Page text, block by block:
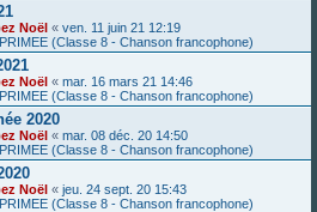
Noël « ven. 11 juin 21 12:19
(Classe 8 - Chanson francophone)
Noël « mar. 16 mars 21 14:46
(Classe 8 - Chanson francophone)
2020
Noël « mar. 08 déc. 20 14:50
(Classe 8 - Chanson francophone)
Noël « jeu. 24 sept. 20 15:43
(Classe 8 - Chanson francophone)